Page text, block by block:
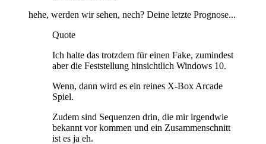
hehe, werden wir sehen, nech? Deine letzte Prognose...
Quote
Ich halte das trotzdem für einen Fake, zumindest
aber die Feststellung hinsichtlich Windows 10.
Wenn, dann wird es ein reines X-Box Arcade
Spiel.
Zudem sind Sequenzen drin, die mir irgendwie
bekannt vor kommen und ein Zusammenschnitt
ist es ja eh.